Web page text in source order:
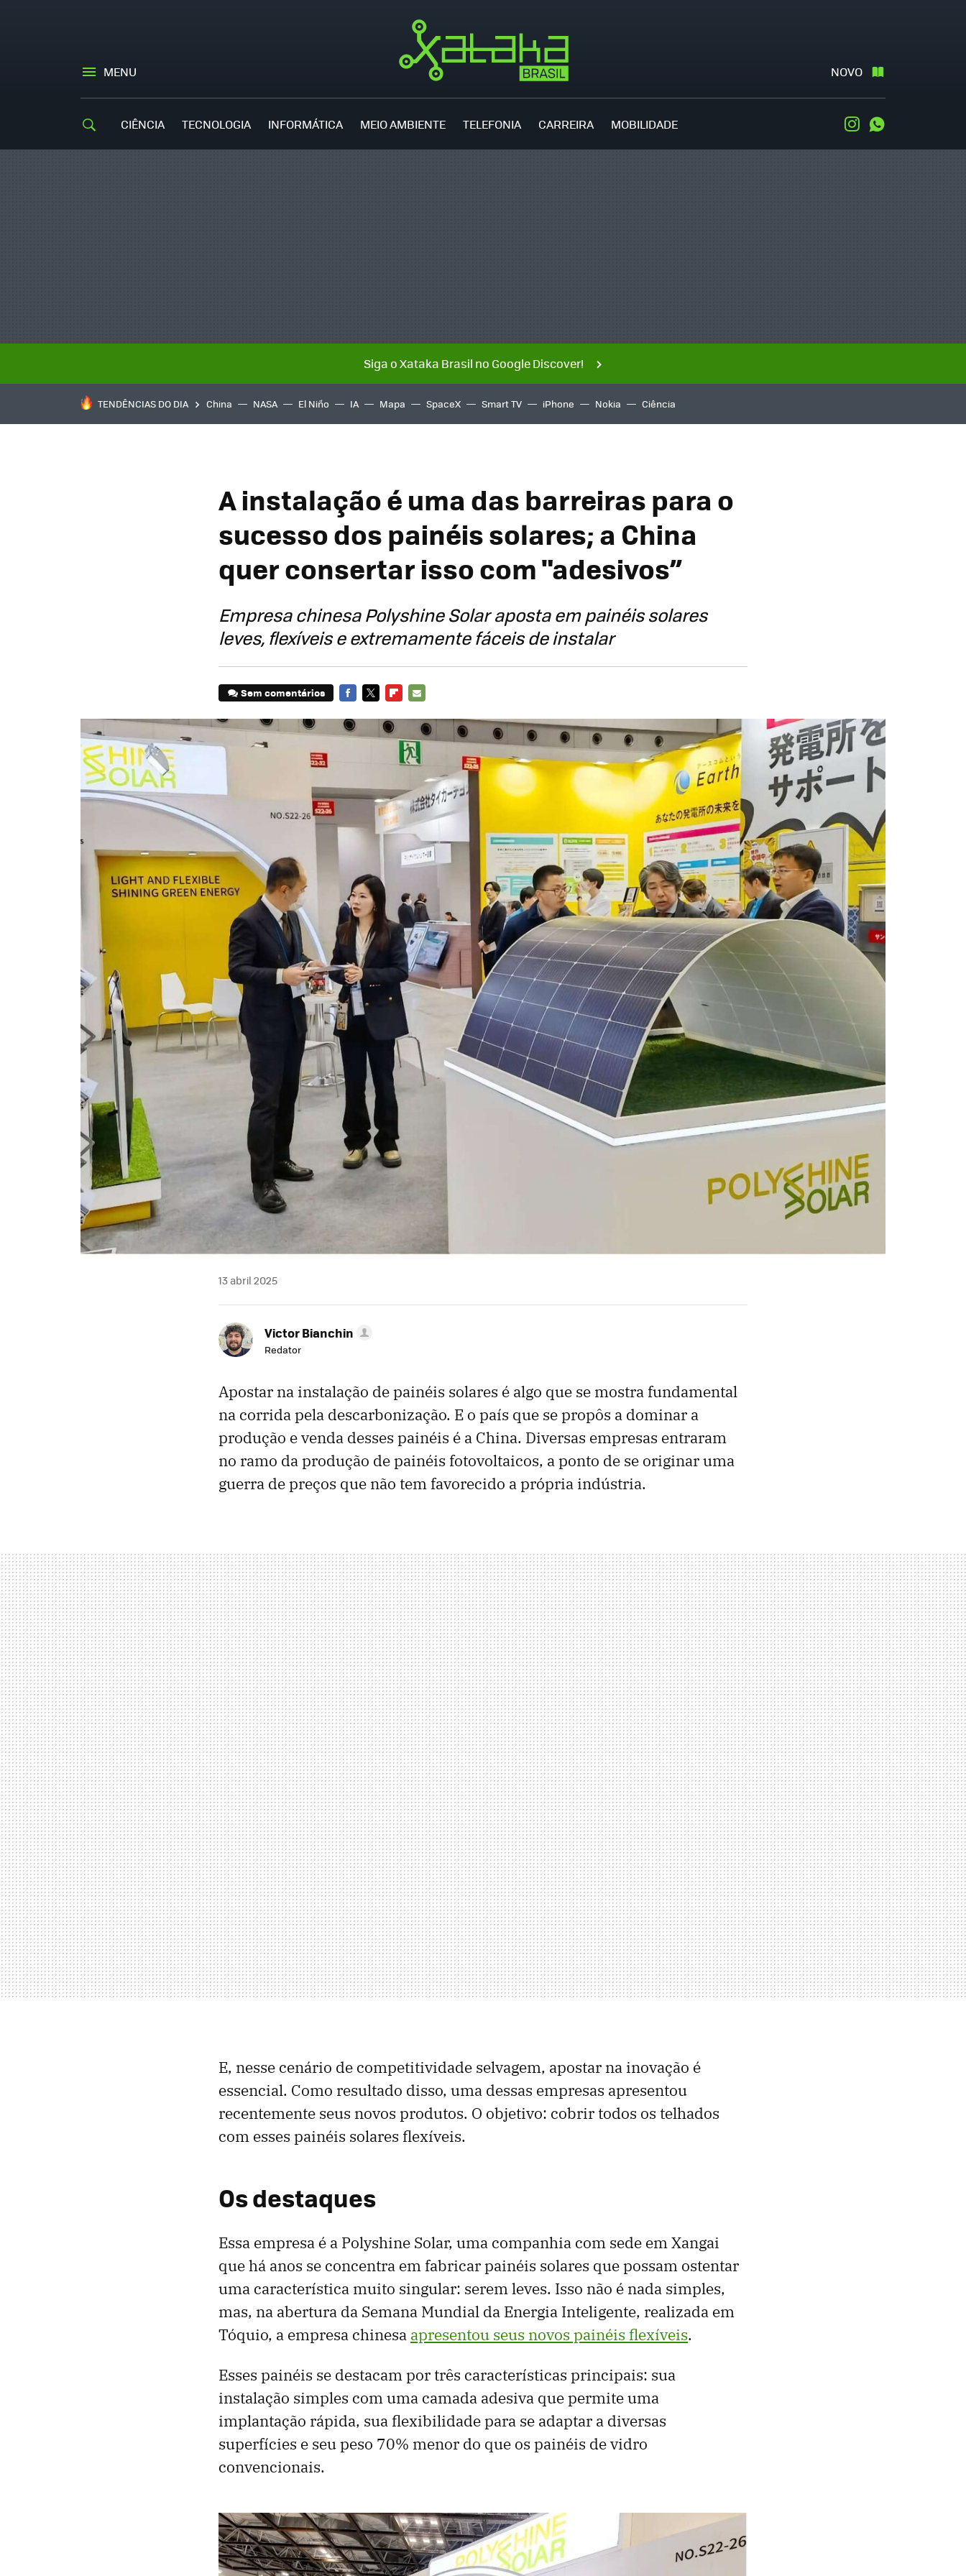
MENU NOVO
CIÊNCIA TECNOLOGIA INFORMÁTICA MEIO AMBIENTE TELEFONIA CARREIRA MOBILIDADE Instagram
Siga o Xataka Brasil no Google Discover!
TENDÊNCIAS DO DIA China NASA El Niño IA Mapa SpaceX Smart TV iPhone Nokia Ciência
A instalação é uma das barreiras para o
sucesso dos painéis solares; a China
quer consertar isso com "adesivos”
Empresa chinesa Polyshine Solar aposta em painéis solares
leves, flexíveis e extremamente fáceis de instalar
Sem comentários
MAIL
13 abril 2025
Victor Bianchin
Redator
Apostar na instalação de painéis solares é algo que se mostra fundamental
na corrida pela descarbonização. E o país que se propôs a dominar a
produção e venda desses painéis é a China. Diversas empresas entraram
no ramo da produção de painéis fotovoltaicos, a ponto de se originar uma
guerra de preços que não tem favorecido a própria indústria.
E, nesse cenário de competitividade selvagem, apostar na inovação é
essencial. Como resultado disso, uma dessas empresas apresentou
recentemente seus novos produtos. O objetivo: cobrir todos os telhados
com esses painéis solares flexíveis.
Os destaques
Essa empresa é a Polyshine Solar, uma companhia com sede em Xangai
que há anos se concentra em fabricar painéis solares que possam ostentar
uma característica muito singular: serem leves. Isso não é nada simples,
mas, na abertura da Semana Mundial da Energia Inteligente, realizada em
Tóquio, a empresa chinesa apresentou seus novos painéis flexíveis.
Esses painéis se destacam por três características principais: sua
instalação simples com uma camada adesiva que permite uma
implantação rápida, sua flexibilidade para se adaptar a diversas
superfícies e seu peso 70% menor do que os painéis de vidro
convencionais.